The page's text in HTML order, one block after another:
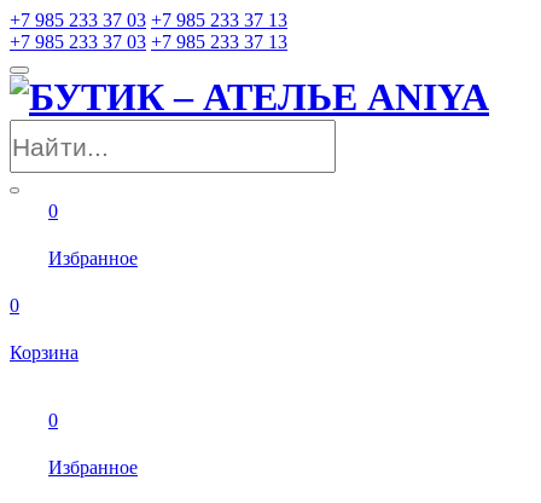
+7 985 233 37 03 +7 985 233 37 13
+7 985 233 37 03 +7 985 233 37 13
0
Избранное
0
Корзина
0
Избранное